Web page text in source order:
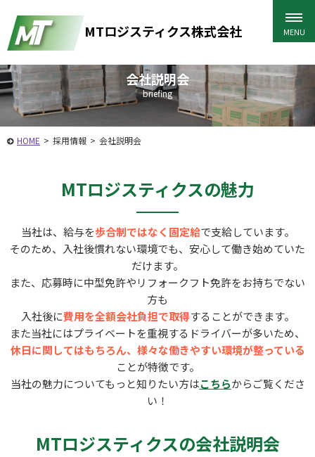
MTロジスティクス株式会社
会社説明会
briefing
HOME > 採用情報 > 会社説明会
MTロジスティクスの魅力
当社は、給与を歩合制ではなく固定給で支給しています。
そのため、入社後慣れない環境でも、安心して働き始めていた
だけます。
また、応募時に中型免許やリ フォークフト免許をお持ちでない
方も
入社後に費用を全額会社負担で取得することができます。
また当社にはプライベートを重視するドライバーが多いため、
休日に関してはもちろん、様々な働きやすい環境が整っている
ことが特徴です。
当社の魅力についてもっと知りたい方はこちらからご覧くださ
い！
MTロジスティクスの会社説明会